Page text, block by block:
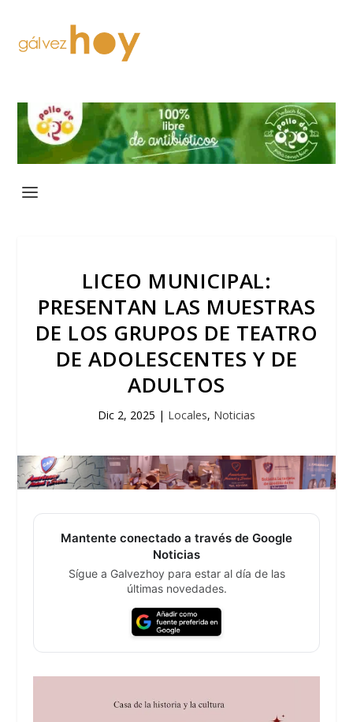
LICEO MUNICIPAL:
PRESENTAN LAS MUESTRAS
DE LOS GRUPOS DE TEATRO
DE ADOLESCENTES Y DE
ADULTOS
Dic 2, 2025 | Locales, Noticias
Mantente conectado a través de Google
Noticias
Sígue a Galvezhoy para estar al día de las
últimas novedades.